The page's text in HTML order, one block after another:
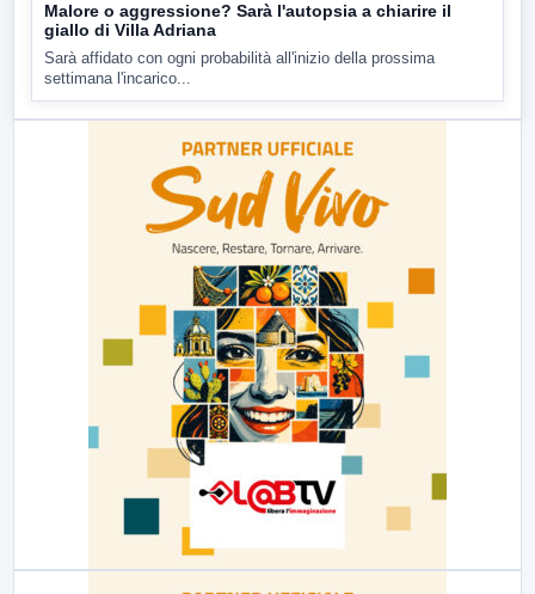
Malore o aggressione? Sarà l'autopsia a chiarire il
giallo di Villa Adriana
Sarà affidato con ogni probabilità all'inizio della prossima
settimana l'incarico...